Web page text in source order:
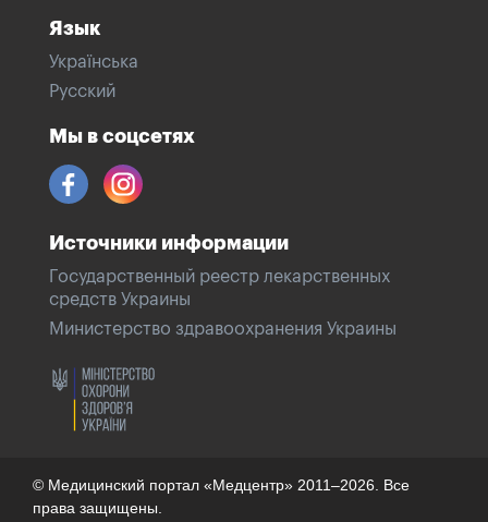
Язык
Українська
Русский
Мы в соцсетях
Источники информации
Государственный реестр лекарственных
средств Украины
Министерство здравоохранения Украины
© Медицинский портал «Медцентр» 2011–2026. Все
права защищены.